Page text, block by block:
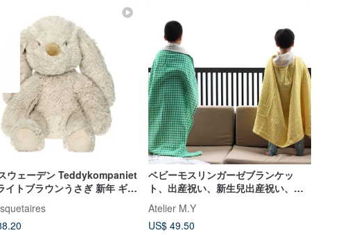
ウェーデン Teddykompaniet
イトブラウンうさぎ 新年 ギフ
ベビーモスリンガーゼブランケッ
ト、出産祝い、新生兒出産祝い、布
ブランケッ 韓国製
Atelier M.Y
US$ 49.50